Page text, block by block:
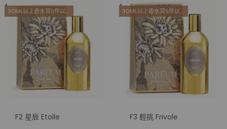
30ML以上香水買5件以上減100
F2 星辰 Etoile
30ML以上香水買5件以上減100
F3 輕挑 Frivole